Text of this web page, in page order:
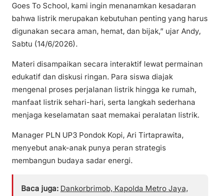
Goes To School, kami ingin menanamkan kesadaran
bahwa listrik merupakan kebutuhan penting yang harus
digunakan secara aman, hemat, dan bijak,” ujar Andy,
Sabtu (14/6/2026).
Materi disampaikan secara interaktif lewat permainan
edukatif dan diskusi ringan. Para siswa diajak
mengenal proses perjalanan listrik hingga ke rumah,
manfaat listrik sehari-hari, serta langkah sederhana
menjaga keselamatan saat memakai peralatan listrik.
Manager PLN UP3 Pondok Kopi, Ari Tirtaprawita,
menyebut anak-anak punya peran strategis
membangun budaya sadar energi.
Baca juga: Dankorbrimob, Kapolda Metro Jaya,